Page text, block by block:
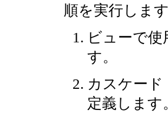
順を実行します
ビューで
す。
カスケー
定義します